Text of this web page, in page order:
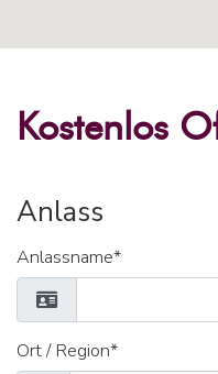
Kostenlos
Anlass
Anlassname*
Ort / Region*